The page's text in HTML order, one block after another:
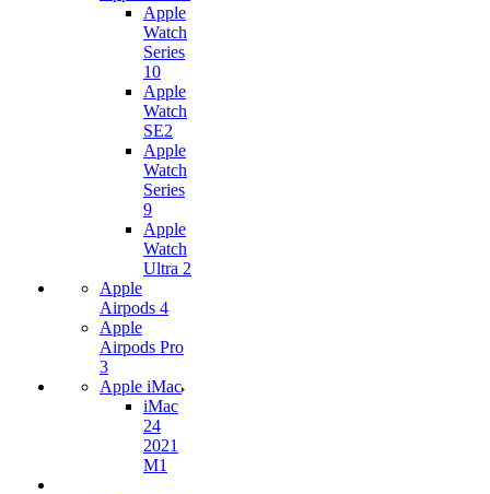
Apple
Watch
Series
10
Apple
Watch
SE2
Apple
Watch
Series
9
Apple
Watch
Ultra 2
Apple
Airpods 4
Apple
Airpods Pro
3
Apple iMac
iMac
24
2021
M1